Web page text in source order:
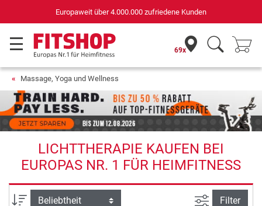
Europaweit über 4.000.000 zufriedene Kunden
69x
Massage, Yoga und Wellness
LICHTTHERAPIE KAUFEN BEI
EUROPAS NR. 1 FÜR HEIMFITNESS
Sortierung Ansicht
Filter